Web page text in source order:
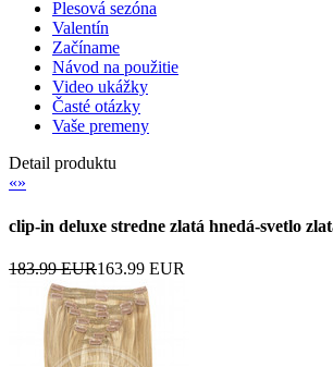
Plesová sezóna
Valentín
Začíname
Návod na použitie
Video ukážky
Časté otázky
Vaše premeny
Detail produktu
«»
clip-in deluxe stredne zlatá hnedá-svetlo
183.99 EUR163.99 EUR